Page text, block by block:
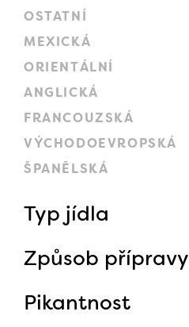
OSTATNÍ
MEXICKÁ
ORIENTÁLNÍ
ANGLICKÁ
FRANCOUZSKÁ
VÝCHODOEVROPSKÁ
ŠPANĚLSKÁ
Typ jídla
Způsob přípravy
Pikantnost